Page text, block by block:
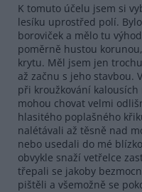
K tomuto účelu jsem si
lesíku uprostřed polí.
boroviček a mělo tu
poměrně hustou
krytu. Měl jsem jen
až začnu s jeho stavbou.
při kroužkování
mohou chovat velmi
hlasitého poplašného
nalétávali až těsně nad
nebo usedali do mé
obvykle snaží vetřelce
třepali se jakoby
pištěli a všemožně se